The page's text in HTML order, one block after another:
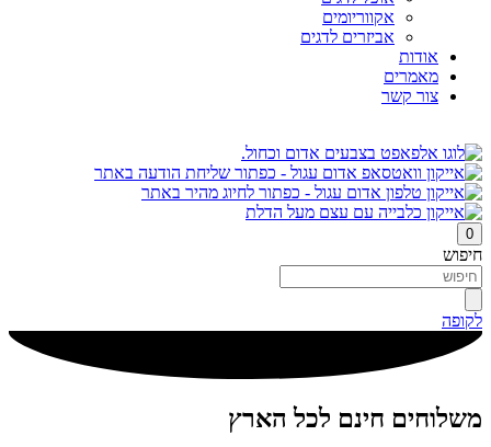
אקווריומים
אביזרים לדגים
אודות
מאמרים
צור קשר
0
חיפוש
לקופה
משלוחים חינם לכל הארץ